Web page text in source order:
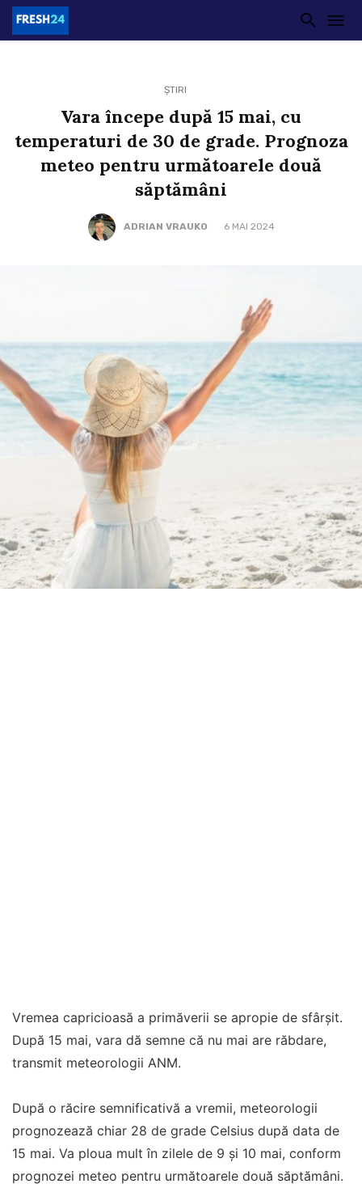
ȘTIRI
Vara începe după 15 mai, cu
temperaturi de 30 de grade. Prognoza
meteo pentru următoarele două
săptămâni
ADRIAN VRAUKO 6 MAI 2024
Vremea capricioasă a primăverii se apropie de sfârşit.
După 15 mai, vara dă semne că nu mai are răbdare,
transmit meteorologii ANM.
După o răcire semnificativă a vremii, meteorologii
prognozează chiar 28 de grade Celsius după data de
15 mai. Va ploua mult în zilele de 9 și 10 mai, conform
prognozei meteo pentru următoarele două săptămâni.